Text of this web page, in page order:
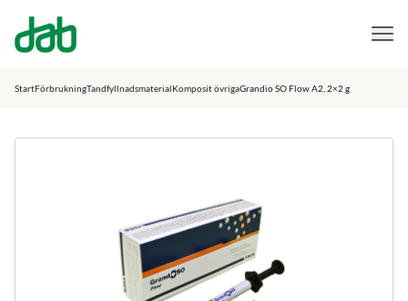
DAB Dental
StartFörbrukningTandfyllnadsmaterialKomposit övrigaGrandio SO Flow A2, 2×2 g